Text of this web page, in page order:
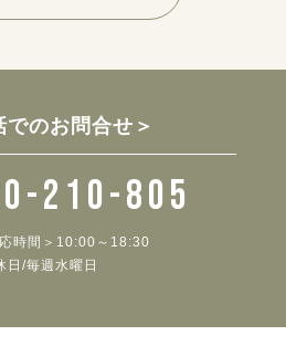
でのお問合せ＞
210-805
応時間＞10:00～18:30
日/毎週水曜日